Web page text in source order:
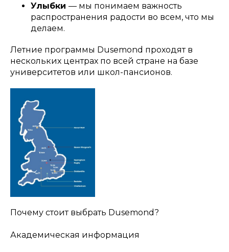
Улыбки — мы понимаем важность
распространения радости во всем, что мы
делаем.
Летние программы Dusemond проходят в
нескольких центрах по всей стране на базе
университетов или школ-пансионов.
Почему стоит выбрать Dusemond?
Академическая информация